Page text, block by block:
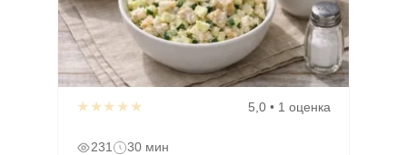
★★★★★ 5,0 • 1 оценка
231 30 мин